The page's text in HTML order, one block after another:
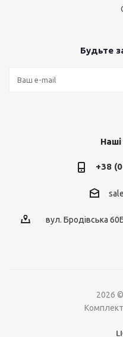
Будьте
+38
вул. Бродівська
2026